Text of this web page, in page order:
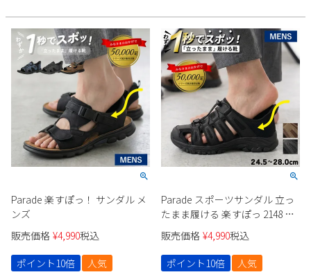
新規会員登録
会社概要
プライバシーポリシー
特定商取引法に基づく表示
お問い合わせ
Parade 楽すぽっ！ サンダル メ
ンズ
販売価格 ¥4,990税込
ポイント10倍
人気
Parade スポーツサンダル 立っ
たまま履ける 楽すぽっ 2148 メ
ンズ
販売価格 ¥4,990税込
ポイント10倍
人気